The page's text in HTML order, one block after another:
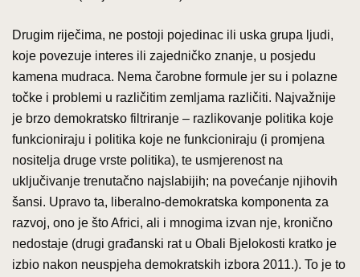
Drugim riječima, ne postoji pojedinac ili uska grupa ljudi,
koje povezuje interes ili zajedničko znanje, u posjedu
kamena mudraca. Nema čarobne formule jer su i polazne
točke i problemi u različitim zemljama različiti. Najvažnije
je brzo demokratsko filtriranje – razlikovanje politika koje
funkcioniraju i politika koje ne funkcioniraju (i promjena
nositelja druge vrste politika), te usmjerenost na
uključivanje trenutačno najslabijih; na povećanje njihovih
šansi. Upravo ta, liberalno-demokratska komponenta za
razvoj, ono je što Africi, ali i mnogima izvan nje, kronično
nedostaje (drugi građanski rat u Obali Bjelokosti kratko je
izbio nakon neuspjeha demokratskih izbora 2011.). To je to